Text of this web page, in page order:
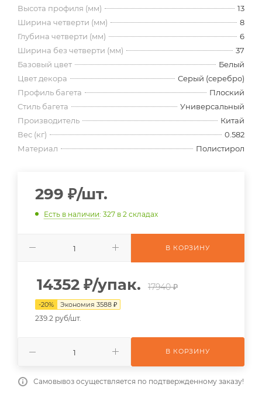
Высота профиля (мм)
13
Ширина четверти (мм)
8
Глубина четверти (мм)
6
Ширина без четверти (мм)
37
Базовый цвет
Белый
Цвет декора
Серый (серебро)
Профиль багета
Плоский
Стиль багета
Универсальный
Производитель
Китай
Вес (кг)
0.582
Материал
Полистирол
299 ₽/шт.
Есть в наличии: 327 в 2 складах
В КОРЗИНУ
14352 ₽/упак. 17940 ₽
-20% Экономия 3588 ₽
239.2 руб/шт.
В КОРЗИНУ
Самовывоз осуществляется по подтвержденному заказу!